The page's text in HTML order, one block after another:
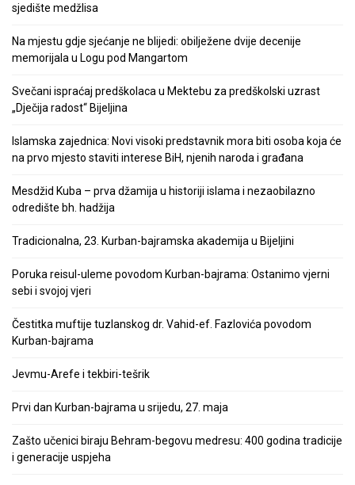
sjedište medžlisa
Na mjestu gdje sjećanje ne blijedi: obilježene dvije decenije
memorijala u Logu pod Mangartom
Svečani ispraćaj predškolaca u Mektebu za predškolski uzrast
„Dječija radost“ Bijeljina
Islamska zajednica: Novi visoki predstavnik mora biti osoba koja će
na prvo mjesto staviti interese BiH, njenih naroda i građana
Mesdžid Kuba – prva džamija u historiji islama i nezaobilazno
odredište bh. hadžija
Tradicionalna, 23. Kurban-bajramska akademija u Bijeljini
Poruka reisul-uleme povodom Kurban-bajrama: Ostanimo vjerni
sebi i svojoj vjeri
Čestitka muftije tuzlanskog dr. Vahid-ef. Fazlovića povodom
Kurban-bajrama
Jevmu-Arefe i tekbiri-tešrik
Prvi dan Kurban-bajrama u srijedu, 27. maja
Zašto učenici biraju Behram-begovu medresu: 400 godina tradicije
i generacije uspjeha